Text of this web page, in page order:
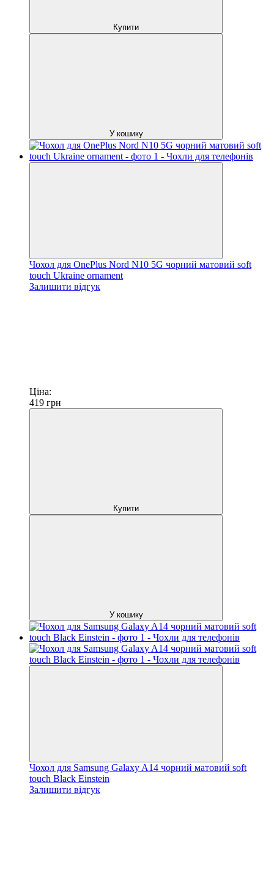
Купити
У кошику
Чохол для OnePlus Nord N10 5G чорний матовий soft
touch Ukraine ornament
Залишити відгук
Ціна:
419 грн
Купити
У кошику
Чохол для Samsung Galaxy A14 чорний матовий soft
touch Black Einstein
Залишити відгук